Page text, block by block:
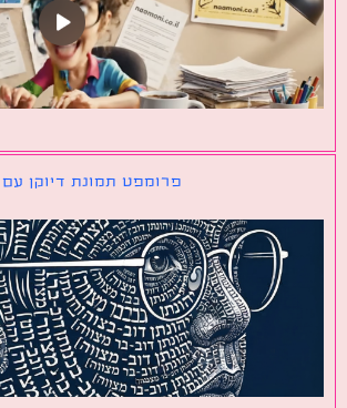
פרומפט תמונת דיוקן עם משפט